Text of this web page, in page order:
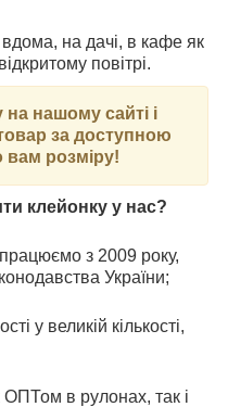
на дачі, в кафе як
повітрі.
нашому сайті і
за доступною
вам розміру!
клейонку у нас?
з 2009 року,
України;
у великій кількості,
в рулонах, так і